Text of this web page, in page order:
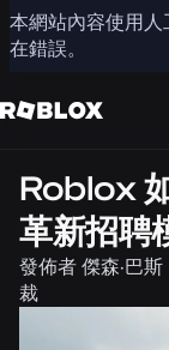
本網站內容使用
在錯誤。
分享
職缺
Roblox
革新招聘
發佈者 傑森·巴
裁